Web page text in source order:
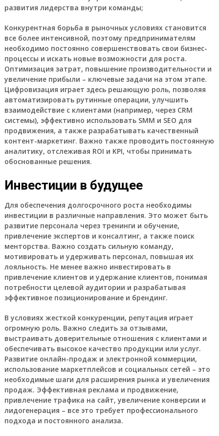
развития лидерства внутри команды;
Конкурентная борьба в рыночных условияхстановится
все более интенсивной, поэтому предпринимателям
необходимо постоянно совершенствовать свои бизнес-
процессы и искать новые возможности для роста.
Оптимизация затрат, повышение производительности и
увеличение прибыли – ключевые задачи на этом этапе.
Цифровизация играет здесь решающую роль, позволяя
автоматизироватьрутинные операции, улучшить
взаимодействие с клиентами (например, через CRM
системы), эффективно использовать SMM и SEO для
продвижения, а также разрабатывать качественный
контент-маркетинг. Важно также проводить постоянную
аналитику, отслеживая ROI и KPI, чтобы принимать
обоснованные решения.
Инвестиции в будущее
Для обеспечения долгосрочного роста необходимы
инвестиции в различные направления. Это может быть
развитие персонала через тренинги и обучение,
привлечение экспертов и консалтинг, а также поиск
менторства. Важно создать сильную команду,
мотивироватьи удерживать персонал, повышая их
лояльность. Не менее важно инвестировать в
привлечение клиентов и удержание клиентов, понимая
потребности целевой аудитории и разрабатывая
эффективное позиционированиеи брендинг.
В условиях жесткой конкуренции, репутация играет
огромную роль. Важно следить за отзывами,
выстраивать доверительные отношения с клиентами и
обеспечивать высокое качество продукции или услуг.
Развитие онлайн-продажи электронной коммерции,
использование маркетплейсов и социальных сетей – это
необходимые шаги для расширения рынка и увеличения
продаж. Эффективная реклама и продвижение,
привлечение трафика на сайт, увеличение конверсии и
лидогенерация – все это требует профессионального
подхода и постоянного анализа.